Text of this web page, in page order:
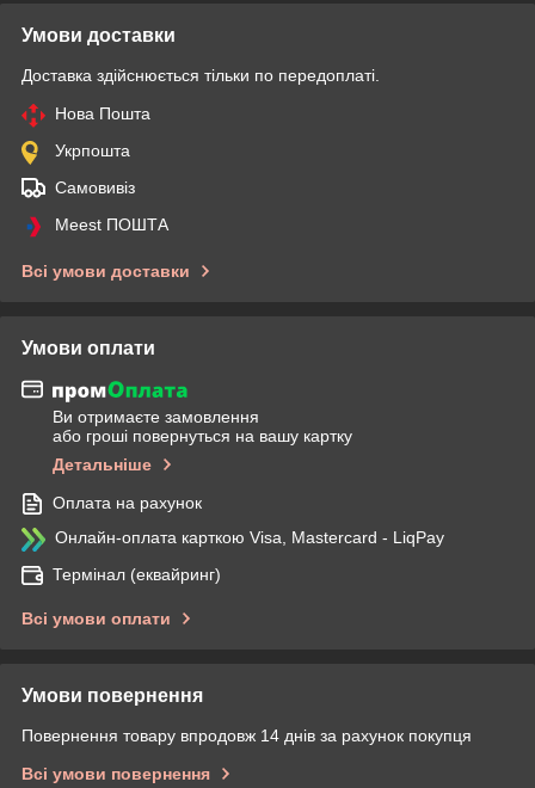
Умови доставки
Доставка здійснюється тільки по передоплаті.
Нова Пошта
Укрпошта
Самовивіз
Meest ПОШТА
Всі умови доставки
Умови оплати
Ви отримаєте замовлення
або гроші повернуться на вашу картку
Детальніше
Оплата на рахунок
Онлайн-оплата карткою Visa, Mastercard - LiqPay
Термінал (еквайринг)
Всі умови оплати
Умови повернення
Повернення товару впродовж 14 днів за рахунок покупця
Всі умови повернення